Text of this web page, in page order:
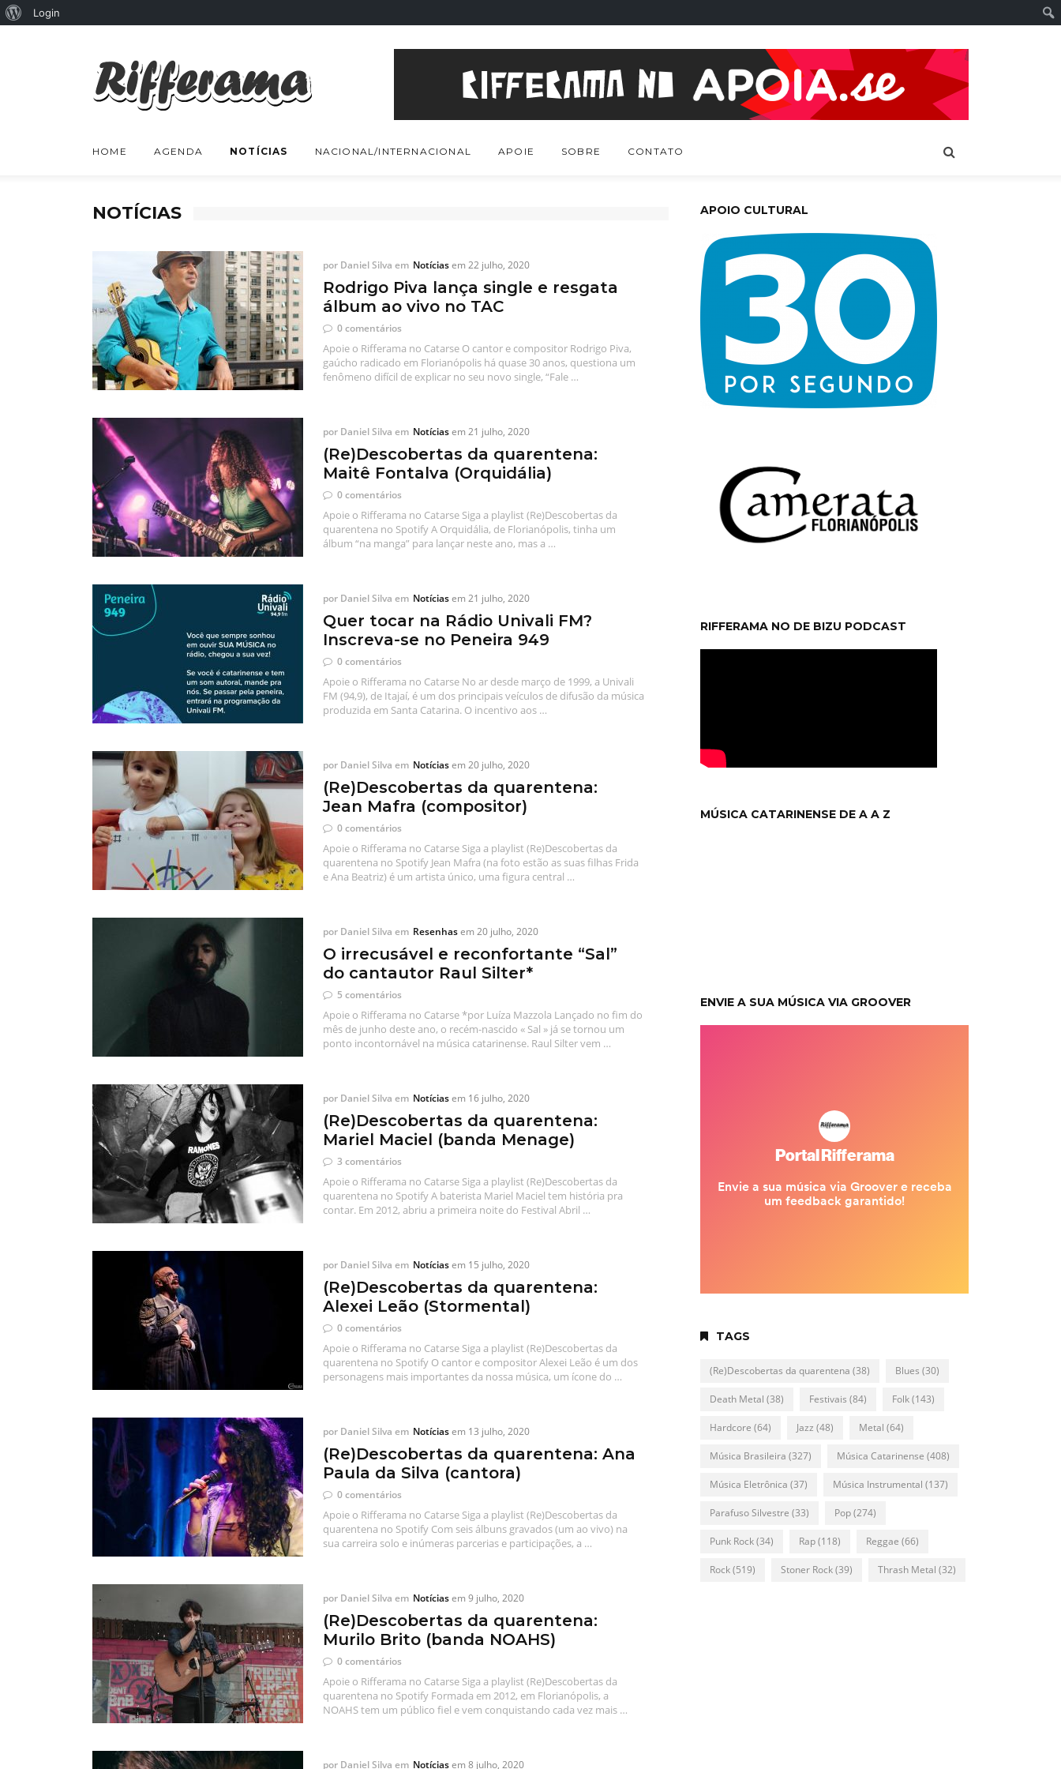
HOME AGENDA NOTÍCIAS NACIONAL/INTERNACIONAL APOIE SOBRE CONTATO
NOTÍCIAS
por Daniel Silva em Notíciasem22 julho, 2020
Rodrigo Piva lança single e resgata
álbum ao vivo no TAC
0 comentários
Apoie o Rifferama no Catarse O cantor e compositor Rodrigo Piva,
gaúcho radicado em Florianópolis há quase 30 anos, questiona um
fenômeno difícil de explicar no seu novo single, “Fale …
por Daniel Silva em Notíciasem21 julho, 2020
(Re)Descobertas da quarentena:
Maitê Fontalva (Orquidália)
0 comentários
Apoie o Rifferama no Catarse Siga a playlist (Re)Descobertas da
quarentena no Spotify A Orquidália, de Florianópolis, tinha um
álbum “na manga” para lançar neste ano, mas a …
por Daniel Silva em Notíciasem21 julho, 2020
Quer tocar na Rádio Univali FM?
Inscreva-se no Peneira 949
0 comentários
Apoie o Rifferama no Catarse No ar desde março de 1999, a Univali
FM (94,9), de Itajaí, é um dos principais veículos de difusão da música
produzida em Santa Catarina. O incentivo aos …
por Daniel Silva em Notíciasem20 julho, 2020
(Re)Descobertas da quarentena:
Jean Mafra (compositor)
0 comentários
Apoie o Rifferama no Catarse Siga a playlist (Re)Descobertas da
quarentena no Spotify Jean Mafra (na foto estão as suas filhas Frida
e Ana Beatriz) é um artista único, uma figura central …
por Daniel Silva em Resenhasem20 julho, 2020
O irrecusável e reconfortante “Sal”
do cantautor Raul Silter*
5 comentários
Apoie o Rifferama no Catarse *por Luíza Mazzola Lançado no fim do
mês de junho deste ano, o recém-nascido « Sal » já se tornou um
ponto incontornável na música catarinense. Raul Silter vem …
por Daniel Silva em Notíciasem 16 julho, 2020
(Re)Descobertas da quarentena:
Mariel Maciel (banda Menage)
3 comentários
Apoie o Rifferama no Catarse Siga a playlist (Re)Descobertas da
quarentena no Spotify A baterista Mariel Maciel tem história pra
contar. Em 2012, abriu a primeira noite do Festival Abril …
por Daniel Silva em Notíciasem 15 julho, 2020
(Re)Descobertas da quarentena:
Alexei Leão (Stormental)
0 comentários
Apoie o Rifferama no Catarse Siga a playlist (Re)Descobertas da
quarentena no Spotify O cantor e compositor Alexei Leão é um dos
personagens mais importantes da nossa música, um ícone do …
por Daniel Silva em Notíciasem 13 julho, 2020
(Re)Descobertas da quarentena: Ana
Paula da Silva (cantora)
0 comentários
Apoie o Rifferama no Catarse Siga a playlist (Re)Descobertas da
quarentena no Spotify Com seis álbuns gravados (um ao vivo) na
sua carreira solo e inúmeras parcerias e participações, a …
por Daniel Silva em Notíciasem9 julho, 2020
(Re)Descobertas da quarentena:
Murilo Brito (banda NOAHS)
0 comentários
Apoie o Rifferama no Catarse Siga a playlist (Re)Descobertas da
quarentena no Spotify Formada em 2012, em Florianópolis, a
NOAHS tem um público fiel e vem conquistando cada vez mais …
por Daniel Silva em Notíciasem8 julho, 2020
APOIO CULTURAL
RIFFERAMA NO DE BIZU PODCAST
MÚSICA CATARINENSE DE A A Z
ENVIE A SUA MÚSICA VIA GROOVER
TAGS
(Re)Descobertas da quarentena (38) Blues (30)
Death Metal (38) Festivais (84) Folk(143)
Hardcore (64) Jazz (48) Metal (64)
Música Brasileira (327) Música Catarinense (408)
Música Eletrônica (37) Música Instrumental (137)
Parafuso Silvestre (33) Pop(274)
Punk Rock(34) Rap(118) Reggae (66)
Rock(519) Stoner Rock(39) Thrash Metal (32)
Sobre
Login